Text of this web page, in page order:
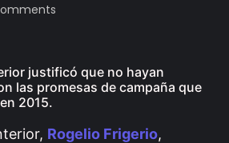
justificó que no hayan
las promesas de campaña que
2015.
Rogelio Frigerio,